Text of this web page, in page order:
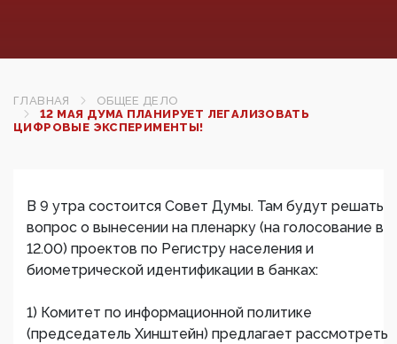
ГЛАВНАЯ
ОБЩЕЕ ДЕЛО
12 МАЯ ДУМА ПЛАНИРУЕТ ЛЕГАЛИЗОВАТЬ
ЦИФРОВЫЕ ЭКСПЕРИМЕНТЫ!
В 9 утра состоится Совет Думы. Там будут решать
вопрос о вынесении на пленарку (на голосование в
12.00) проектов по Регистру населения и
биометрической идентификации в банках:
1) Комитет по информационной политике
(председатель Хинштейн) предлагает рассмотреть